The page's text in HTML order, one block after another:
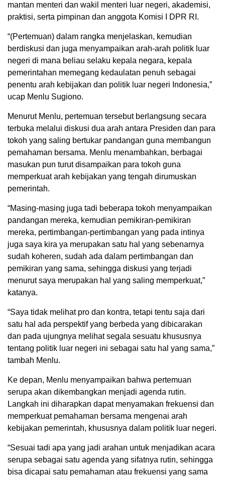
mantan menteri dan wakil menteri luar negeri, akademisi,
praktisi, serta pimpinan dan anggota Komisi I DPR RI.
“(Pertemuan) dalam rangka menjelaskan, kemudian
berdiskusi dan juga menyampaikan arah-arah politik luar
negeri di mana beliau selaku kepala negara, kepala
pemerintahan memegang kedaulatan penuh sebagai
penentu arah kebijakan dan politik luar negeri Indonesia,”
ucap Menlu Sugiono.
Menurut Menlu, pertemuan tersebut berlangsung secara
terbuka melalui diskusi dua arah antara Presiden dan para
tokoh yang saling bertukar pandangan guna membangun
pemahaman bersama. Menlu menambahkan, berbagai
masukan pun turut disampaikan para tokoh guna
memperkuat arah kebijakan yang tengah dirumuskan
pemerintah.
“Masing-masing juga tadi beberapa tokoh menyampaikan
pandangan mereka, kemudian pemikiran-pemikiran
mereka, pertimbangan-pertimbangan yang pada intinya
juga saya kira ya merupakan satu hal yang sebenarnya
sudah koheren, sudah ada dalam pertimbangan dan
pemikiran yang sama, sehingga diskusi yang terjadi
menurut saya merupakan hal yang saling memperkuat,”
katanya.
“Saya tidak melihat pro dan kontra, tetapi tentu saja dari
satu hal ada perspektif yang berbeda yang dibicarakan
dan pada ujungnya melihat segala sesuatu khususnya
tentang politik luar negeri ini sebagai satu hal yang sama,”
tambah Menlu.
Ke depan, Menlu menyampaikan bahwa pertemuan
serupa akan dikembangkan menjadi agenda rutin.
Langkah ini diharapkan dapat menyamakan frekuensi dan
memperkuat pemahaman bersama mengenai arah
kebijakan pemerintah, khususnya dalam politik luar negeri.
“Sesuai tadi apa yang jadi arahan untuk menjadikan acara
serupa sebagai satu agenda yang sifatnya rutin, sehingga
bisa dicapai satu pemahaman atau frekuensi yang sama